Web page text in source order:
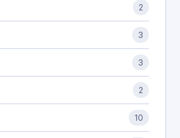
2
3
3
2
10